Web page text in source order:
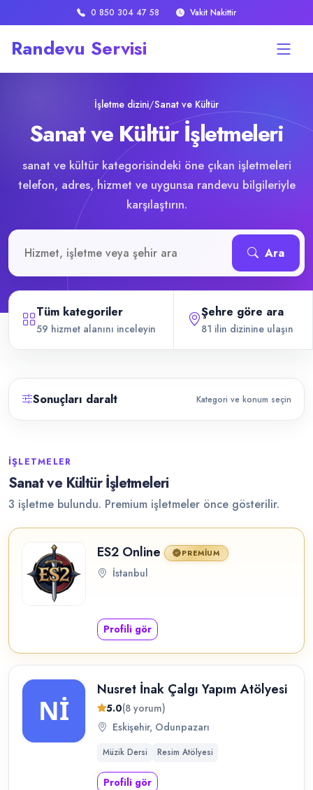
0 850 304 47 58 Vakit Nakittir
Randevu Servisi
İşletme dizini/Sanat ve Kültür
Sanat ve Kültür İşletmeleri
sanat ve kültür kategorisindeki öne çıkan işletmeleri
telefon, adres, hizmet ve uygunsa randevu bilgileriyle
karşılaştırın.
Ara
Tüm kategoriler
59 hizmet alanını inceleyin
Şehre göre ara
81 ilin dizinine ulaşın
Sonuçları daralt Kategori ve konum seçin
İŞLETMELER
Sanat ve Kültür İşletmeleri
3 işletme bulundu. Premium işletmeler önce gösterilir.
ES2 Online PREMIUM
İstanbul
Profili gör
Nusret İnak Çalgı Yapım Atölyesi
5.0(8 yorum)
Eskişehir, Odunpazarı
Müzik Dersi Resim Atölyesi
Profili gör